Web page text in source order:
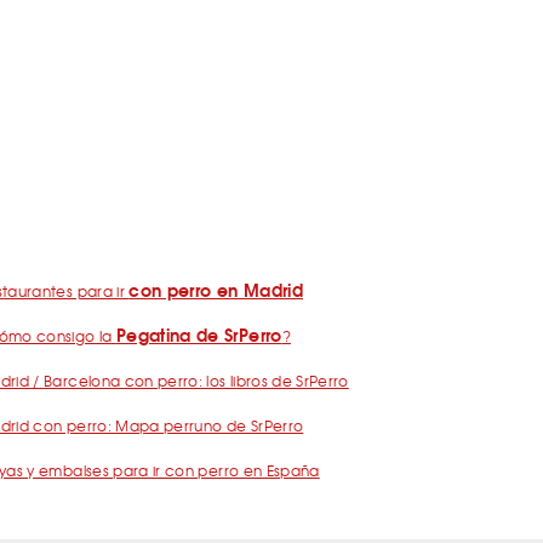
para ircon perro en Madrid
consigo la Pegatina de SrPerro?
/ Barcelona con perro: los libros de SrPerro
con perro: Mapa perruno de SrPerro
y embalses para ir con perro en España